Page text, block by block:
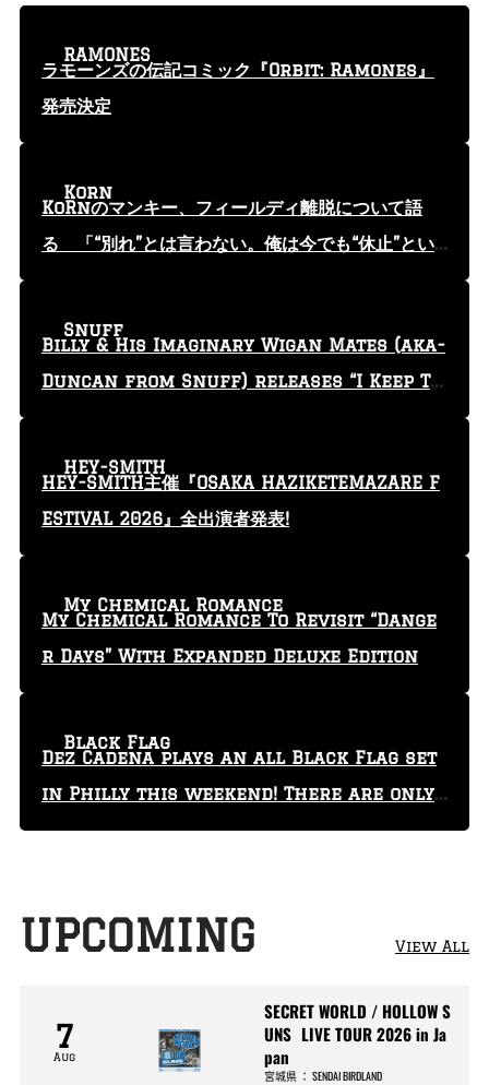
ラモーンズの伝記コミック『Orbit: Ramones』
発売決定
RAMONES
KoRnのマンキー、フィールディ離脱について語
る 「“別れ”とは言わない。俺は今でも“休止”とい
Korn
Billy & His Imaginary Wigan Mates (aka-
Duncan from Snuff) releases “I Keep Tr
Snuff
HEY-SMITH主催『OSAKA HAZIKETEMAZARE F
ESTIVAL 2026』全出演者発表!
HEY-SMITH
My Chemical Romance To Revisit “Dange
r Days” With Expanded Deluxe Edition
My Chemical Romance
Dez Cadena plays an all Black Flag set
in Philly this weekend! There are only
29 tickets left!
Black Flag
UPCOMING View All
7
Aug
SECRET WORLD / HOLLOW S
UNS LIVE TOUR 2026 in Ja
pan
宮城県 ：SENDAI BIRDLAND